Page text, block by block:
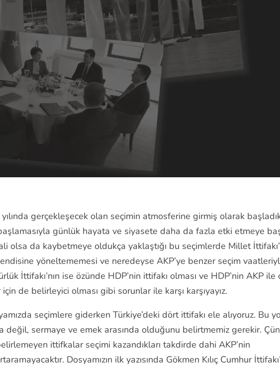
yılında gerçekleşecek olan seçimin atmosferine girmiş olarak
günlük hayata ve siyasete daha da fazla etki etmeye
olsa da kaybetmeye oldukça yaklaştığı bu seçimlerde Millet
yöneltememesi ve neredeyse AKP’ye benzer seçim
İttifakı’nın ise özünde HDP’nin ittifakı olması ve HDP’nin AKP ile
de belirleyici olması gibi sorunlar ile karşı karşıyayız.
seçimlere giderken Türkiye’deki dört ittifakı ele alıyoruz. Bu
değil, sermaye ve emek arasında olduğunu belirtmemiz gerekir.
ittifkalar seçimi kazandıkları takdirde dahi AKP’nin
Dosyamızın ilk yazısında Gökmen Kılıç Cumhur